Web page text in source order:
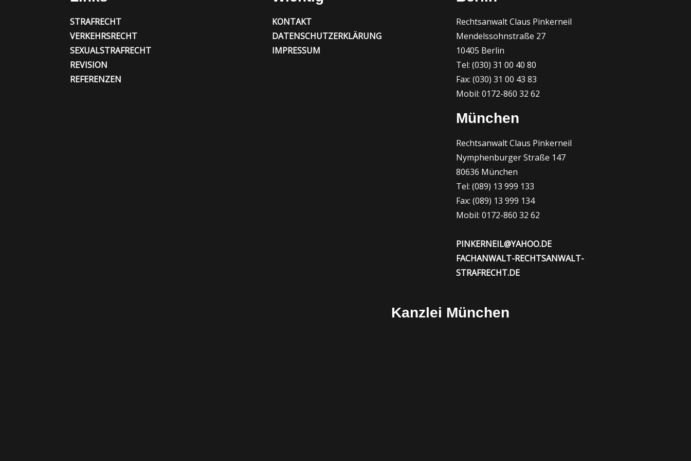
STRAFRECHT
VERKEHRSRECHT
SEXUALSTRAFRECHT
REVISION
REFERENZEN
KONTAKT
DATENSCHUTZERKLÄRUNG
IMPRESSUM
Rechtsanwalt Claus Pinkerneil
Mendelssohnstraße 27
10405 Berlin
Tel: (030) 31 00 40 80
Fax: (030) 31 00 43 83
Mobil: 0172-860 32 62
München
Rechtsanwalt Claus Pinkerneil
Nymphenburger Straße 147
80636 München
Tel: (089) 13 999 133
Fax: (089) 13 999 134
Mobil: 0172-860 32 62
PINKERNEIL@YAHOO.DE
FACHANWALT-RECHTSANWALT-
STRAFRECHT.DE
Kanzlei München